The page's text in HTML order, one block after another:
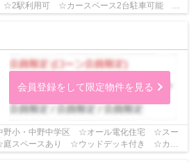
☆2駅利用可 ☆カースペース2台駐車可能 ☆
会員登録をして限定物件を見る
野小・中野中学区 ☆オール電化住宅 ☆スー
庭スペースあり ☆ウッドデッキ付き ☆カー